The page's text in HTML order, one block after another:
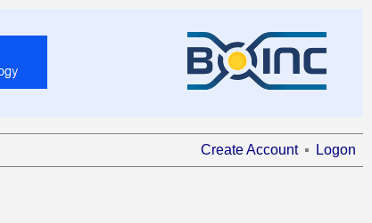
Create Account Logon